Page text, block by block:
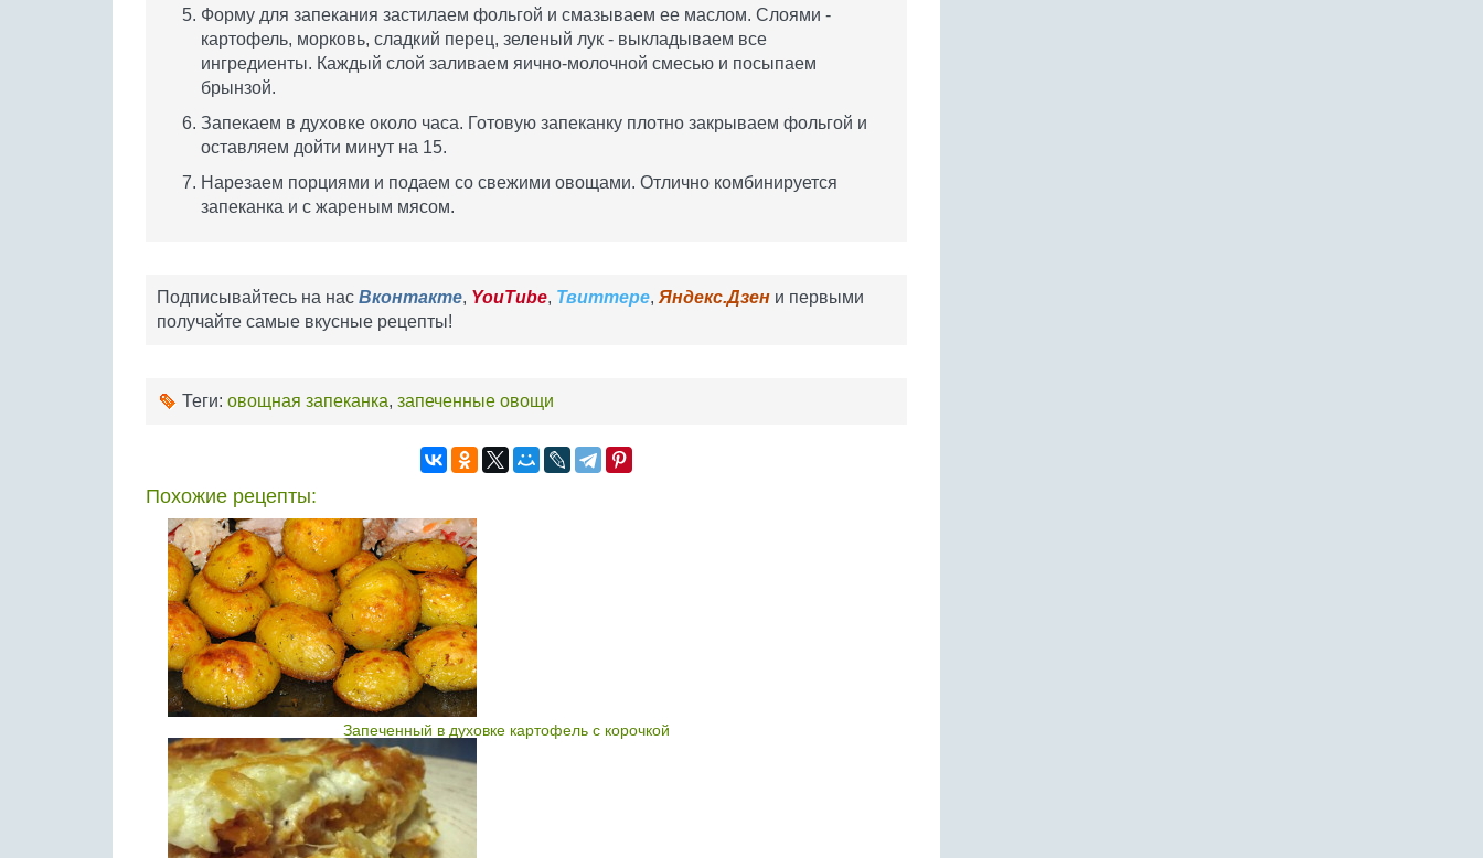
Форму для запекания застилаем фольгой и смазываем ее маслом. Слоями -
картофель, морковь, сладкий перец, зеленый лук - выкладываем все
ингредиенты. Каждый слой заливаем яично-молочной смесью и посыпаем
брынзой.
Запекаем в духовке около часа. Готовую запеканку плотно закрываем фольгой и
оставляем дойти минут на 15.
Нарезаем порциями и подаем со свежими овощами. Отлично комбинируется
запеканка и с жареным мясом.
Подписывайтесь на нас Вконтакте, YouTube, Твиттере, Яндекс.Дзен и первыми
получайте самые вкусные рецепты!
Теги: овощная запеканка, запеченные овощи
Похожие рецепты:
Запеченный в духовке картофель с корочкой